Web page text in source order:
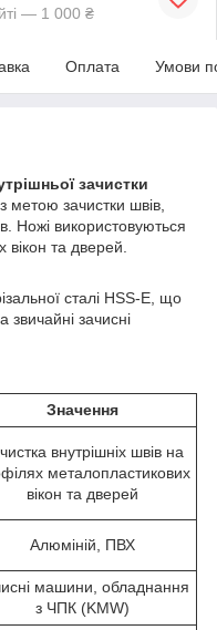
— 1 000 ₴
Оплата Умови
зачистки
метою зачистки швів,
Ножі використовуються
та дверей.
сталі HSS-E, що
звичайні зачисні
Значення
внутрішніх швів на
металопластикових
вікон та дверей
Алюміній, ПВХ
машини, обладнання
з ЧПК (KMW)